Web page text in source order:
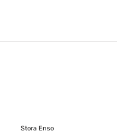
Stora Enso